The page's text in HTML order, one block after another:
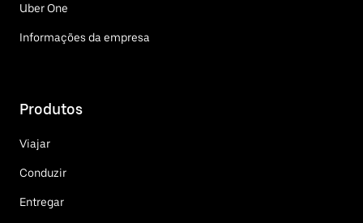
Uber One
Informações da empresa
Produtos
Viajar
Conduzir
Entregar